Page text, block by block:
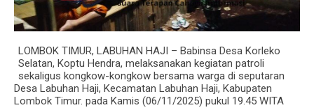
LOMBOK TIMUR, LABUHAN HAJI – Babinsa Desa Korleko
Selatan, Koptu Hendra, melaksanakan kegiatan patroli
sekaligus kongkow-kongkow bersama warga di seputaran
Desa Labuhan Haji, Kecamatan Labuhan Haji, Kabupaten
Lombok Timur. pada Kamis (06/11/2025) pukul 19.45 WITA